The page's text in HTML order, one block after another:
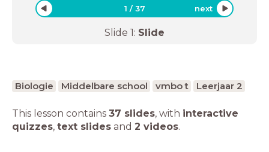
1 /37 next
Slide 1: Slide
Biologie Middelbare school vmbo t Leerjaar 2
This lesson contains 37 slides, with interactive
quizzes, text slides and 2 videos.